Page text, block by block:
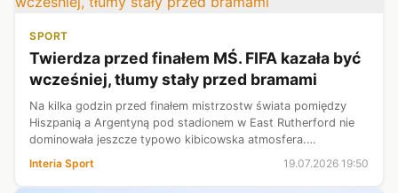
SPORT
Twierdza przed finałem MŚ. FIFA kazała być
wcześniej, tłumy stały przed bramami
Na kilka godzin przed finałem mistrzostw świata pomiędzy
Hiszpanią a Argentyną pod stadionem w East Rutherford nie
dominowała jeszcze typowo kibicowska atmosfera.
Najbardziej rzucają się w oczy gigantyczne tłumy ludzi
pracujących przy spotkaniu: wolo...
Interia Sport 19.07.2026 19:50